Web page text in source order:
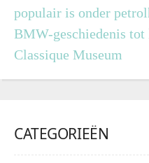
populair is onder
BMW-geschiedenis
Classique Museum
CATEGORIEËN